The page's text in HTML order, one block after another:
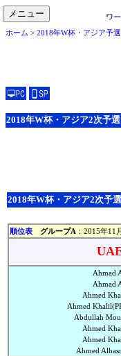
メニュー
toggle
navigation
ホーム > 2018年W杯・アジア予選
2018年W杯・アジア2次予選
2018年W杯・アジア2次予
順位表 グループA ：2015年
Ahmad
Ahmad
Ahmed
Ahmed
Abdullah
Ahmed
Ahmed
Ahmed